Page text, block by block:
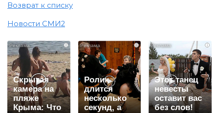
Возврат к списку
Новости СМИ2
i
Скрытая
камера на
пляже
Крыма: Что
i
Ролик
длится
несколько
секунд, а
i
Этот танец
невесты
оставит вас
без слов!